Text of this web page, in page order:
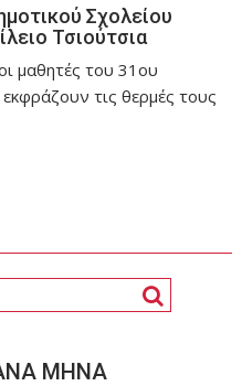
Σχολείου
Τσιούτσια
μαθητές του 31ου
τις θερμές τους
ΜΗΝΑ